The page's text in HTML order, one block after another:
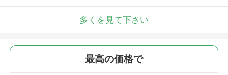
多くを見て下さい
最高の価格で